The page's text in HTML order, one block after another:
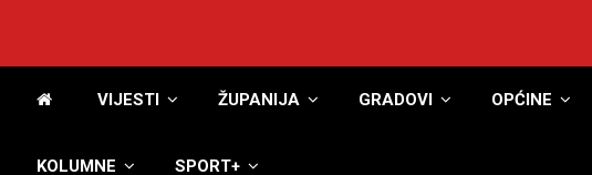
VIJESTI ŽUPANIJA GRADOVI OPĆINE
KOLUMNE SPORT+